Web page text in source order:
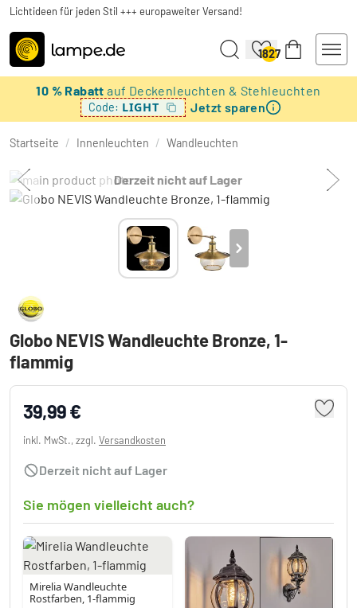
Lichtideen für jeden Stil +++ europaweiter Versand!
1827
10 % Rabattauf Deckenleuchten & Stehleuchten
Code: LIGHT Jetzt sparen
Startseite / Innenleuchten / Wandleuchten
Derzeit nicht auf Lager
Globo NEVIS Wandleuchte Bronze, 1-
flammig
39,99 €
inkl. MwSt., zzgl. Versandkosten
Derzeit nicht auf Lager
Sie mögen vielleicht auch?
Mirelia Wandleuchte
Rostfarben, 1-flammig